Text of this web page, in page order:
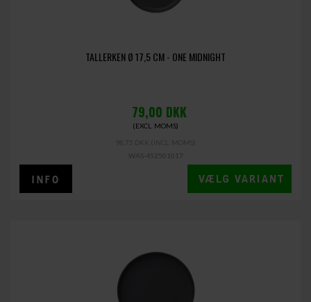
TALLERKEN Ø 17,5 CM - ONE MIDNIGHT
79,00 DKK
(EXCL. MOMS)
WAS-452501017